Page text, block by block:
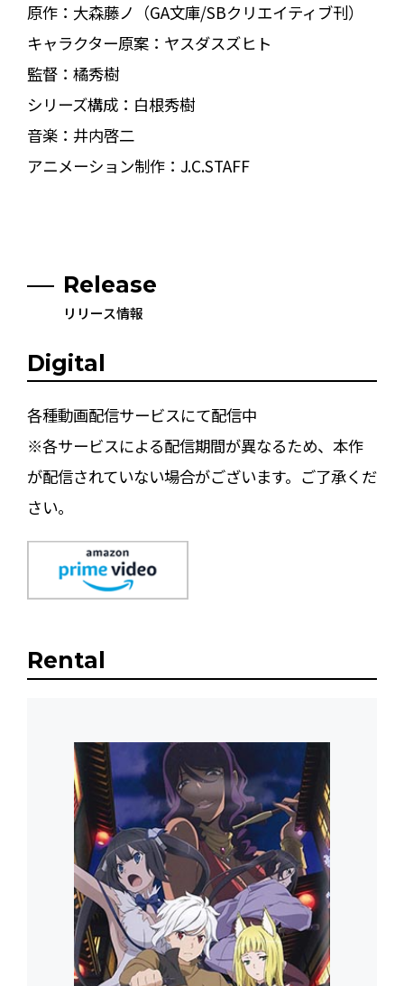
原作：大森藤ノ（GA文庫/SBクリエイティブ刊）
キャラクター原案：ヤスダスズヒト
監督：橘秀樹
シリーズ構成：白根秀樹
音楽：井内啓二
アニメーション制作：J.C.STAFF
Release
リリース情報
Digital
各種動画配信サービスにて配信中
※各サービスによる配信期間が異なるため、本作
が配信されていない場合がございます。ご了承くだ
さい。
Rental